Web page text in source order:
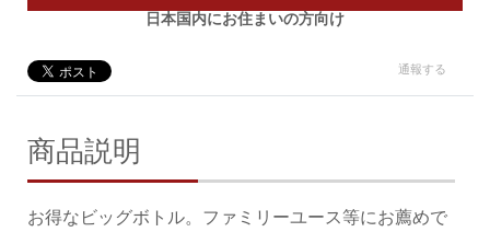
日本国内にお住まいの方向け
通報する
商品説明
お得なビッグボトル。ファミリーユース等にお薦めで